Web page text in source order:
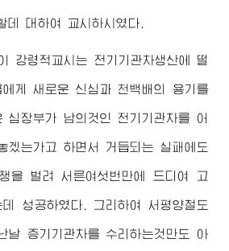
데 대하여 교시하시였다.
강령적교시는 전기기관차생산에 떨
에게 새로운 신심과 천백배의 용기를
심장부가 남의것인 전기기관차를 어
겠는가고 하면서 거듭되는 실패에도
을 벌려 서른여섯번만에 드디여 고
데 성공하였다. 그리하여 서평양철도
날 증기기관차를 수리하는것만도 아